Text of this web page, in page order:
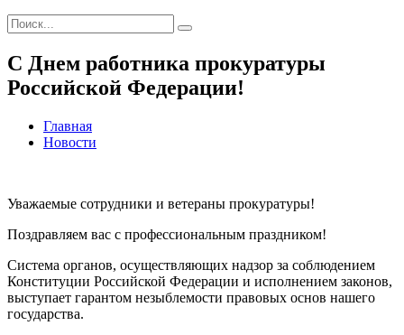
С Днем работника прокуратуры
Российской Федерации!
Главная
Новости
Уважаемые сотрудники и ветераны прокуратуры!
Поздравляем вас с профессиональным праздником!
Система органов, осуществляющих надзор за соблюдением
Конституции Российской Федерации и исполнением законов,
выступает гарантом незыблемости правовых основ нашего
государства.